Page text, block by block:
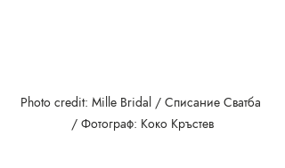
Photo credit: Mille Bridal / Списание Сватба
/ Фотограф: Коко Кръстев